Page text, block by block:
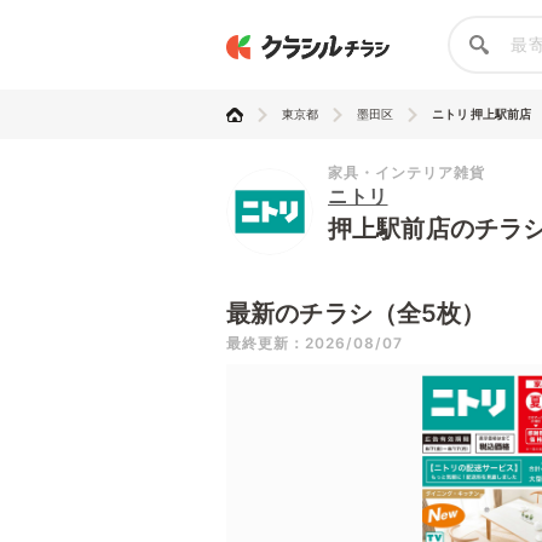
東京都 墨田区 ニトリ 押上駅前店
家具・インテリア雑貨
ニトリ
押上駅前店のチラ
最新のチラシ（全5枚）
最終更新：2026/08/07